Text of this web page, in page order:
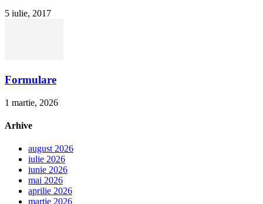
5 iulie, 2017
Formulare
1 martie, 2026
Arhive
august 2026
iulie 2026
iunie 2026
mai 2026
aprilie 2026
martie 2026